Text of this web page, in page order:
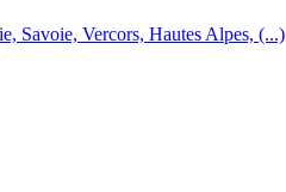
Savoie, Vercors, Hautes Alpes, (...)